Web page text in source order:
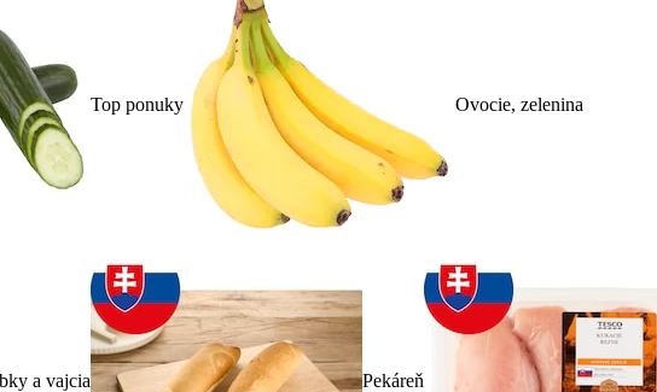
Top ponuky Ovocie, zelenina
a vajcia Pekáreň